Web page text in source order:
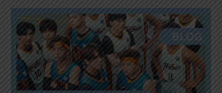
貸款
貸款
計算
機
資訊
Blog
大專
生筍
常見
問題
學生